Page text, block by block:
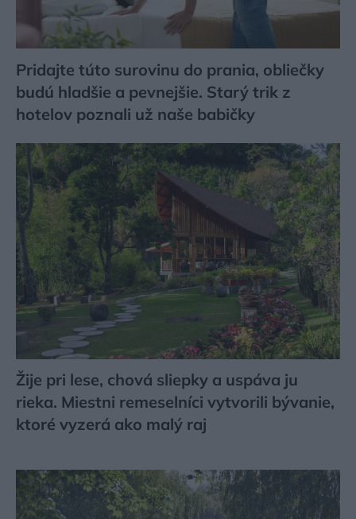
Pridajte túto surovinu do prania, obliečky
budú hladšie a pevnejšie. Starý trik z
hotelov poznali už naše babičky
Žije pri lese, chová sliepky a uspáva ju
rieka. Miestni remeselníci vytvorili bývanie,
ktoré vyzerá ako malý raj